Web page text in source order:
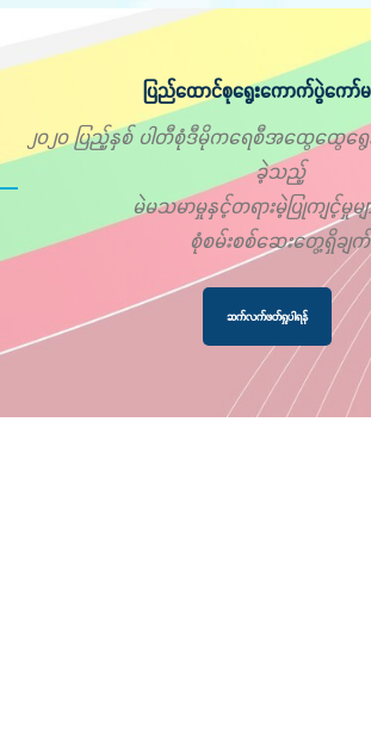
ပြည်ထောင်စုရွေးကောက်ပွဲကော်
၂၀၂၀ ပြည့်နှစ် ပါတီစုံဒီမိုကရေစီအထွေထွေရွေ
ခဲ့သည့်
မဲမသမာမှုနှင့်တရားမဲ့ပြုကျင့်မှုမျ
စုံစမ်းစစ်ဆေးတွေ့ရှိချက်
ဆက်လက်ဖတ်ရှုပါရန်